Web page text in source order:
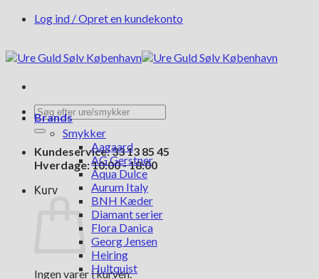
FortsætLog ind / Opret en kundekonto
Søg
efter:
Kundeservice: 33 13 85 45
Hverdage: 10:00 - 18:00
Kurv
Ingen varer i kurven.
Brands
Smykker
Aagaard
AG Gerstner
Aqua Dulce
Aurum Italy
BNH Kæder
Diamant serier
Flora Danica
Georg Jensen
Heiring
Hultquist